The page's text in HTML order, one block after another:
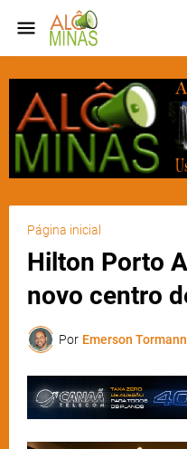
Página inicial
Hilton Porto
novo centro
Por Emerson Tormann